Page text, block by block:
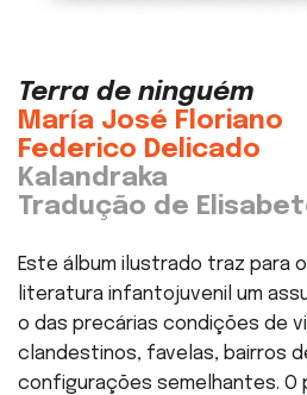
Terra de ninguém
María José Floriano
Federico Delicado
Kalandraka
Tradução de
Este álbum ilustrado traz para
literatura infantojuvenil um
o das precárias condições de
clandestinos, favelas, bairros
configurações semelhantes. O